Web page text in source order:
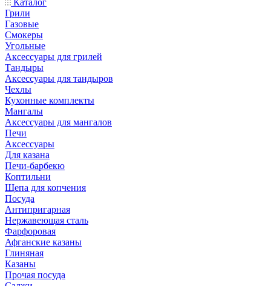
Каталог
Грили
Газовые
Смокеры
Угольные
Аксессуары для грилей
Тандыры
Аксессуары для тандыров
Чехлы
Кухонные комплекты
Мангалы
Аксессуары для мангалов
Печи
Аксессуары
Для казана
Печи-барбекю
Коптильни
Щепа для копчения
Посуда
Антипригарная
Нержавеющая сталь
Фарфоровая
Афганские казаны
Глиняная
Казаны
Прочая посуда